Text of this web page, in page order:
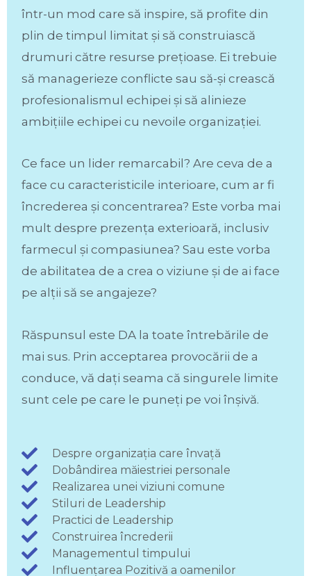
într-un mod care să inspire, să profite din
plin de timpul limitat și să construiască
drumuri către resurse prețioase. Ei trebuie
să managerieze conflicte sau să-și crească
profesionalismul echipei și să alinieze
ambițiile echipei cu nevoile organizației.
Ce face un lider remarcabil? Are ceva de a
face cu caracteristicile interioare, cum ar fi
încrederea și concentrarea? Este vorba mai
mult despre prezența exterioară, inclusiv
farmecul și compasiunea? Sau este vorba
de abilitatea de a crea o viziune și de ai face
pe alții să se angajeze?
Răspunsul este DA la toate întrebările de
mai sus. Prin acceptarea provocării de a
conduce, vă dați seama că singurele limite
sunt cele pe care le puneți pe voi înșivă.
Despre organizația care învață
Dobândirea măiestriei personale
Realizarea unei viziuni comune
Stiluri de Leadership
Practici de Leadership
Construirea încrederii
Managementul timpului
Influențarea Pozitivă a oamenilor